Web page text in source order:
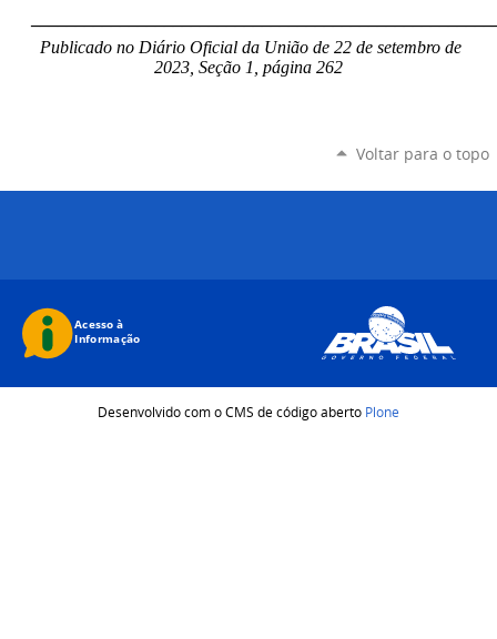
Publicado no Diário Oficial da União de 22 de setembro de
2023, Seção 1, página 262
Voltar para o topo
Desenvolvido com o CMS de código aberto Plone